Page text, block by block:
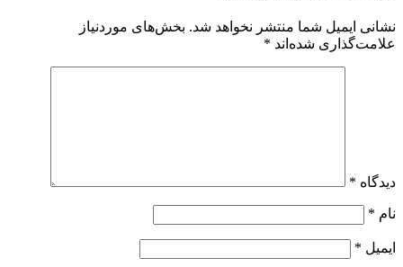
نشانی ایمیل شما منتشر نخواهد شد. بخش‌های موردنیاز
علامت‌گذاری شده‌اند *
دیدگاه *
نام *
ایمیل *